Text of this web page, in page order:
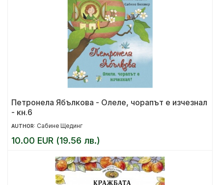
Петронела Ябълкова - Олеле, чорапът е изчезнал
- кн.6
AUTHOR: Сабине Щединг
10.00 EUR (19.56 лв.)